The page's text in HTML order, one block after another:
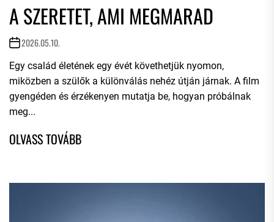
A SZERETET, AMI MEGMARAD
2026.05.10.
Egy család életének egy évét követhetjük nyomon,
miközben a szülők a különválás nehéz útján járnak. A film
gyengéden és érzékenyen mutatja be, hogyan próbálnak
meg...